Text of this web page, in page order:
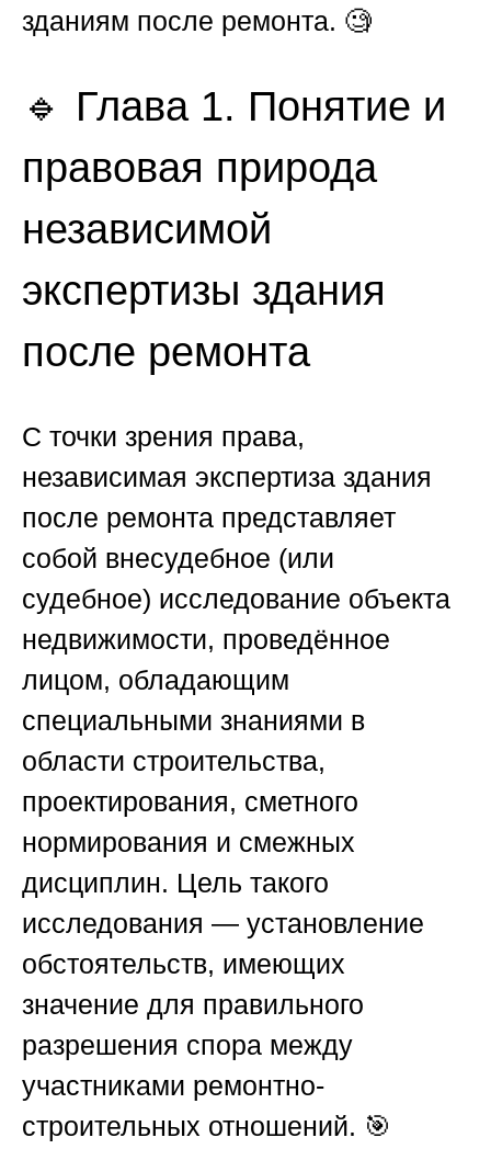
зданиям после ремонта. 🧐
🔹 Глава 1. Понятие и
правовая природа
независимой
экспертизы здания
после ремонта
С точки зрения права,
независимая экспертиза здания
после ремонта представляет
собой внесудебное (или
судебное) исследование объекта
недвижимости, проведённое
лицом, обладающим
специальными знаниями в
области строительства,
проектирования, сметного
нормирования и смежных
дисциплин. Цель такого
исследования — установление
обстоятельств, имеющих
значение для правильного
разрешения спора между
участниками ремонтно-
строительных отношений. 🎯